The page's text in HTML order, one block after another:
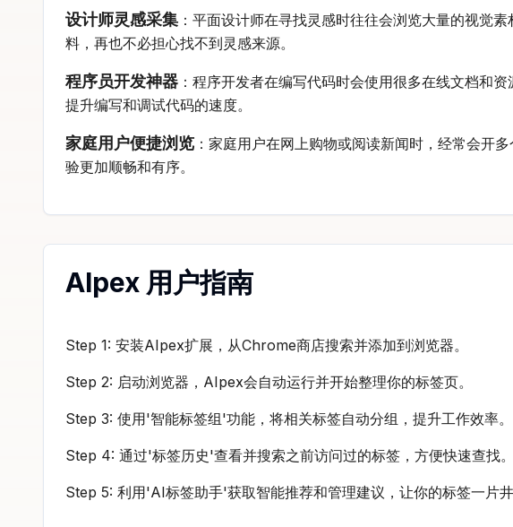
设计师灵感采集 ：平面设计师在寻找灵感时往往会浏览大量的视觉
料，再也不必担心找不到灵感来源。
程序员开发神器 ：程序开发者在编写代码时会使用很多在线文档和
提升编写和调试代码的速度。
家庭用户便捷浏览 ：家庭用户在网上购物或阅读新闻时，经常会开
验更加顺畅和有序。
AIpex 用户指南
Step 1: 安装AIpex扩展，从Chrome商店搜索并添加到浏览器。
Step 2: 启动浏览器，AIpex会自动运行并开始整理你的标签页。
Step 3: 使用'智能标签组'功能，将相关标签自动分组，提升工作效率。
Step 4: 通过'标签历史'查看并搜索之前访问过的标签，方便快速查找。
Step 5: 利用'AI标签助手'获取智能推荐和管理建议，让你的标签一片井